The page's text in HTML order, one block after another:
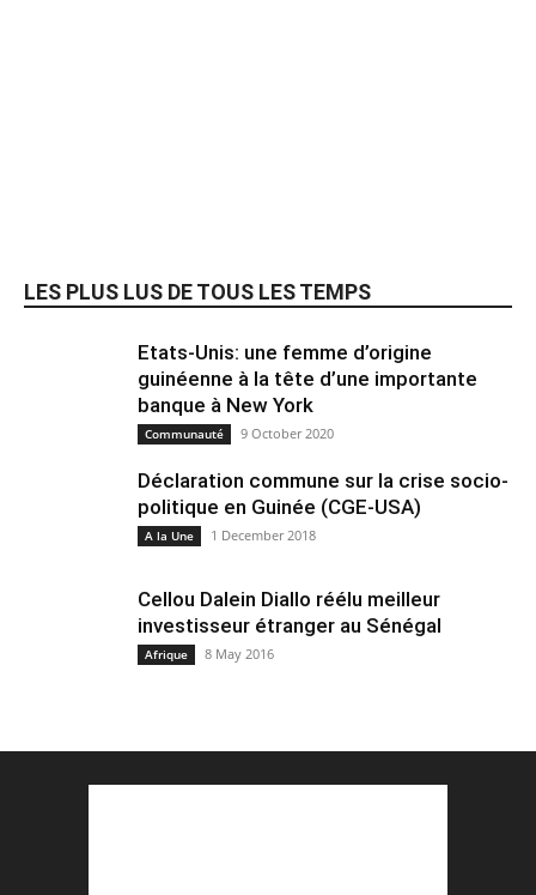
LES PLUS LUS DE TOUS LES TEMPS
Etats-Unis: une femme d’origine
guinéenne à la tête d’une importante
banque à New York
Communauté 9 October 2020
Déclaration commune sur la crise socio-
politique en Guinée (CGE-USA)
A la Une 1 December 2018
Cellou Dalein Diallo réélu meilleur
investisseur étranger au Sénégal
Afrique 8 May 2016